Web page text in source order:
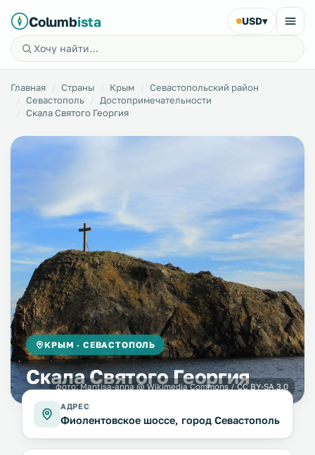
Columbista USD▾
Главная Страны Крым
Севастопольский район
Севастополь
Достопримечательности
Скала Святого Георгия
КРЫМ · СЕВАСТОПОЛЬ
Скала Святого Георгия
фото:Mantisa-anna@ Wikimedia Commons /CC BY-SA 3.0
АДРЕС
Фиолентовское шоссе, город Севастополь